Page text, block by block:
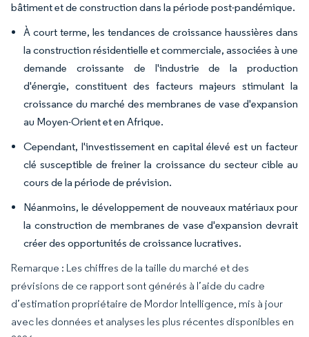
bâtiment et de construction dans la période post-pandémique.
À court terme, les tendances de croissance haussières dans
la construction résidentielle et commerciale, associées à une
demande croissante de l'industrie de la production
d'énergie, constituent des facteurs majeurs stimulant la
croissance du marché des membranes de vase d'expansion
au Moyen-Orient et en Afrique.
Cependant, l'investissement en capital élevé est un facteur
clé susceptible de freiner la croissance du secteur cible au
cours de la période de prévision.
Néanmoins, le développement de nouveaux matériaux pour
la construction de membranes de vase d'expansion devrait
créer des opportunités de croissance lucratives.
Remarque : Les chiffres de la taille du marché et des
prévisions de ce rapport sont générés à l’aide du cadre
d’estimation propriétaire de Mordor Intelligence, mis à jour
avec les données et analyses les plus récentes disponibles en